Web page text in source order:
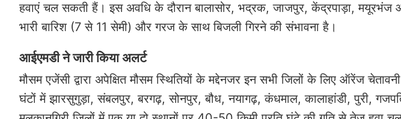
हवाएं चल सकती हैं। इस अवधि के दौरान बालासोर, भद्रक, जाजपुर, केंद्रपाड़ा, मयूरभंज
भारी बारिश (7 से 11 सेमी) और गरज के साथ बिजली गिरने की संभावना है।
आईएमडी ने जारी किया अलर्ट
मौसम एजेंसी द्वारा अपेक्षित मौसम स्थितियों के मद्देनजर इन सभी जिलों के लिए ऑरेंज
घंटों में झारसुगुड़ा, संबलपुर, बरगढ़, सोनपुर, बौध, नयागढ़, कंधमाल, कालाहांडी, पुरी,